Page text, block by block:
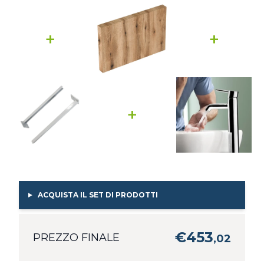
+ +
+
ACQUISTA IL SET DI PRODOTTI
PREZZO FINALE €453,02